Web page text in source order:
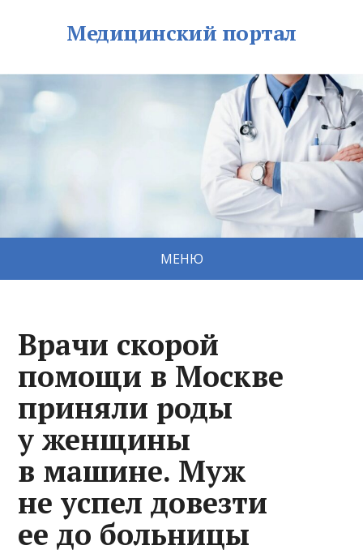
Медицинский портал
МЕНЮ
Врачи скорой
помощи в Москве
приняли роды
у женщины
в машине. Муж
не успел довезти
ее до больницы